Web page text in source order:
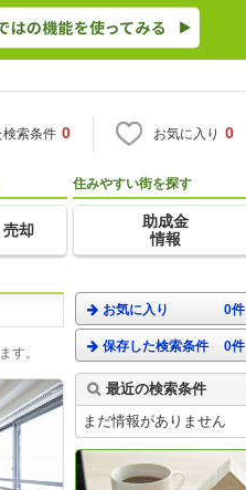
検索条件 0 お気に入り 0
売却
住みやすい街を探す
助成金
情報
す。
お気に入り 0件
保存した検索条件 0件
最近の検索条件
まだ情報がありません